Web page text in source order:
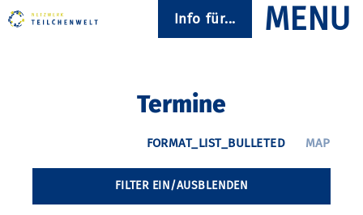
Info für...
Termine
FILTER EIN/AUSBLENDEN